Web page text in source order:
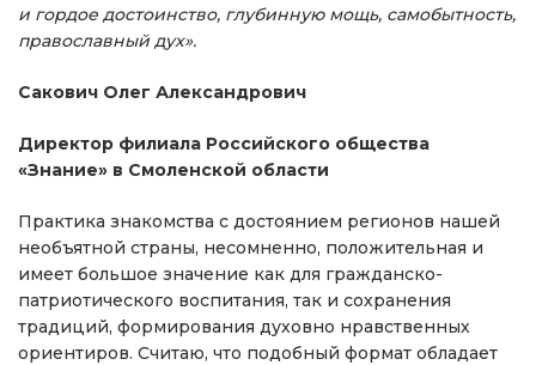
и гордое достоинство, глубинную мощь, самобытность,
православный дух».
Сакович Олег Александрович
Директор филиала Российского общества
«Знание» в Смоленской области
Практика знакомства с достоянием регионов нашей
необъятной страны, несомненно, положительная и
имеет большое значение как для гражданско-
патриотического воспитания, так и сохранения
традиций, формирования духовно нравственных
ориентиров. Считаю, что подобный формат обладает